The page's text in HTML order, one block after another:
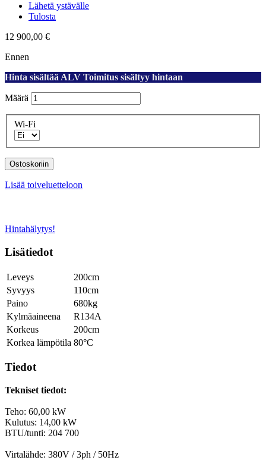
Lähetä ystävälle
Tulosta
12 900,00 €
Ennen
Hinta sisältää ALV Toimitus sisältyy hintaan
Määrä
Wi-Fi
Ostoskoriin
Lisää toiveluetteloon
Hintahälytys!
Lisätiedot
Leveys
200cm
Syvyys
110cm
Paino
680kg
Kylmäaineena
R134A
Korkeus
200cm
Korkea lämpötila 80°C
Tiedot
Tekniset tiedot:
Teho: 60,00 kW
Kulutus: 14,00 kW
BTU/tunti: 204 700
Virtalähde: 380V / 3ph / 50Hz